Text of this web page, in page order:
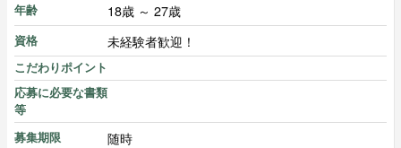
年齢
18歳 ～ 27歳
資格 未経験者歓迎！
こだわりポイント
応募に必要な書類
等
募集期限
随時